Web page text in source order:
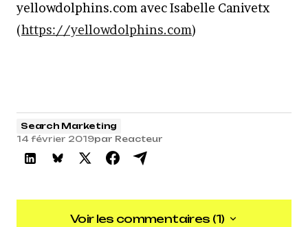
yellowdolphins.com avec Isabelle Canivetx
(https://yellowdolphins.com)
Search Marketing
14 février 2019par Reacteur
Voir les commentaires (1)